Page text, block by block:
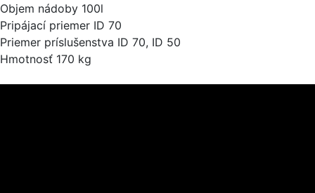
Objem nádoby 100l
Pripájací priemer ID 70
Priemer príslušenstva ID 70, ID 50
Hmotnosť 170 kg